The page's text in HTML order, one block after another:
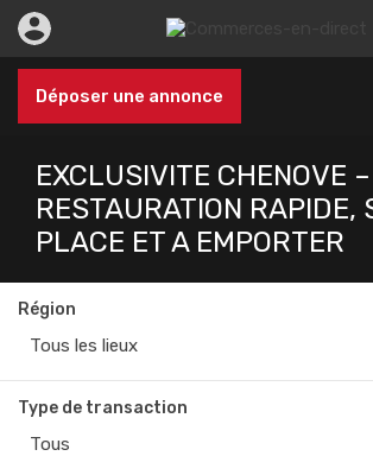
Déposer une annonce
EXCLUSIVITE CHENOVE –
RESTAURATION RAPIDE,
PLACE ET A EMPORTER
Région
Tous les lieux
Type de transaction
Tous